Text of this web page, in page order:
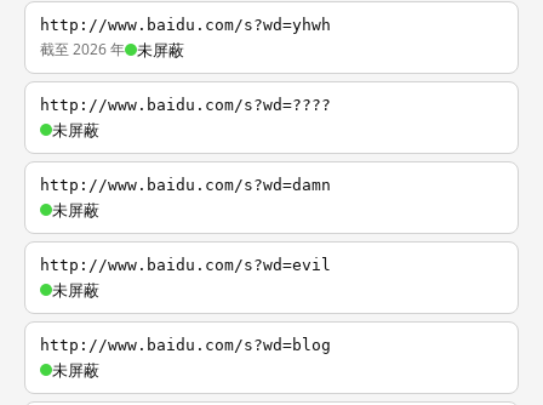
http://www.baidu.com/s?wd=yhwh
截至 2026 年 未屏蔽
http://www.baidu.com/s?wd=????
未屏蔽
http://www.baidu.com/s?wd=damn
未屏蔽
http://www.baidu.com/s?wd=evil
未屏蔽
http://www.baidu.com/s?wd=blog
未屏蔽